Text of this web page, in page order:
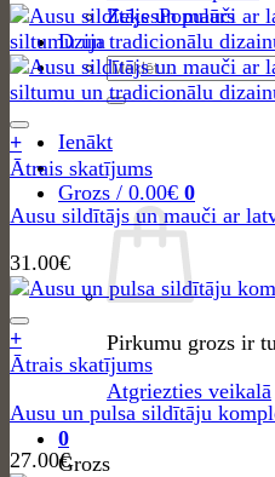
Zeķes
Dzija
Meklēt:
Ienākt
Grozs / 0.00€ 0
Pirkumu grozs ir
Atgriezties veikalā
0
Grozs
+
Ātrais skatījums
Ausu sildītājs un mauči ar
31.00€
+
Ātrais skatījums
Ausu un pulsa sildītāju
27.00€